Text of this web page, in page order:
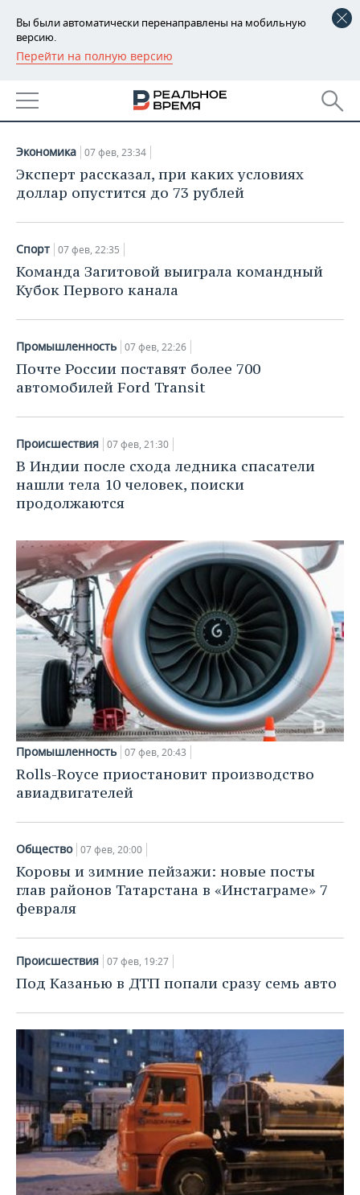
Вы были автоматически перенаправлены на мобильную
версию.
Перейти на полную версию
РЕГИОНЫ
БАШКОРТОСТАН
УДМУРТИЯ
НОВОСТИ
НОВОСТИ АНАЛИТИКИ
ДЕКЛАРАЦИИ О ДОХОДАХ
КОРОЛИ ГОСЗАКАЗА ПФО
ВУЗЫ ТАТАРСТАНА
КОМУ ПРИНАДЛЕЖАТ
ТАТАРСТАНА
ЭКОНОМИКА
НОВОСТИ ЭКОНОМИКИ
ФИНАНСЫ
БАНКИ
БЮДЖЕТ
ИНВЕСТИЦИИ
НОВОСТИ
ПРОМЫШЛЕННОСТИ
АГРОПРОМ
НЕФТЕХИМИЯ
ОПК
ЭНЕРГЕТИКА
НЕДВИЖИМОСТЬ
НОВОСТИ НЕДВИЖИМОСТИ
АВТО
НОВОСТИ АВТО
БИЗНЕС
НОВОСТИ БИЗНЕСА
РОЗНИЧНАЯ ТОРГОВЛЯ
УСЛУГИ
ТЕХНОЛОГИИ
НОВОСТИ ТЕХНОЛОГИЙ
МЕДИА
ТЕЛЕКОММУНИКАЦИИ
МЕРОПРИЯТИЯ
ВЫЕЗДНАЯ РЕДАКЦИЯ
БИЗНЕС-БРАНЧИ
ONLINE-КОНФЕРЕНЦИИ
ОТКРЫТАЯ ЛЕКЦИЯ
НОВОСТИ СПОРТА
ФУТБОЛ
ХОККЕЙ
БАСКЕТБОЛ
ВОЛЕЙБОЛ
КИБЕРСПОРТ
ФИГУРНОЕ КАТАНИЕ
ВОДНЫЕ ВИДЫ СПОРТА
ХОККЕЙ С МЯЧОМ
ОБЩЕСТВО
НОВОСТИ ОБЩЕСТВА
ВЛАСТЬ
ИНФРАСТРУКТУРА
ИСТОРИЯ
КУЛЬТУРА
МЕДИЦИНА
ОБРАЗОВАНИЕ
ПРОИСШЕСТВИЯ
ФОТОГАЛЕРЕЯ
СЮЖЕТЫ
СПРАВОЧНИК
СПИСОК ПЕРСОН
СПИСОК КОМПАНИЙ
ПОЛНАЯ ВЕРСИЯ
07.02.2021
Экономика 07 фев, 23:34
Эксперт рассказал, при каких условиях
доллар опустится до 73 рублей
Спорт 07 фев, 22:35
Команда Загитовой выиграла командный
Кубок Первого канала
Промышленность 07 фев, 22:26
Почте России поставят более 700
автомобилей Ford Transit
Происшествия 07 фев, 21:30
В Индии после схода ледника спасатели
нашли тела 10 человек, поиски
продолжаются
Промышленность 07 фев, 20:43
Rolls-Royce приостановит производство
авиадвигателей
Общество 07 фев, 20:00
Коровы и зимние пейзажи: новые посты
глав районов Татарстана в «Инстаграме» 7
февраля
Происшествия 07 фев, 19:27
Под Казанью в ДТП попали сразу семь авто